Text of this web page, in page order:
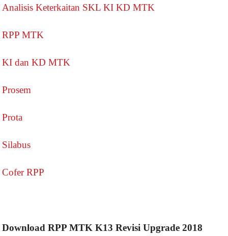
Analisis Keterkaitan SKL KI KD MTK
RPP MTK
KI dan KD MTK
Prosem
Prota
Silabus
Cofer RPP
Download RPP MTK K13 Revisi Upgrade 2018